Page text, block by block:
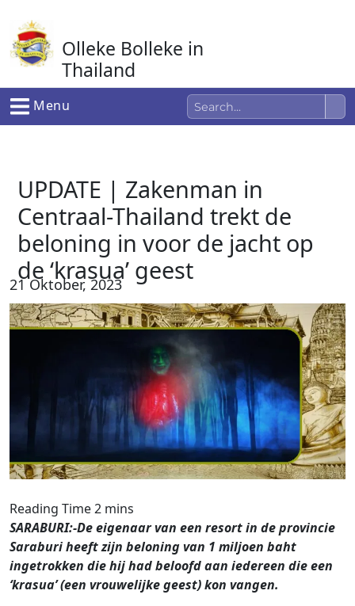
naar
de
inhoud
Olleke Bolleke in
Thailand
In Thailand
Menu
UPDATE | Zakenman in
Centraal-Thailand trekt de
beloning in voor de jacht op
de ‘krasua’ geest
21 Oktober, 2023
SARABURI:-De eigenaar van een resort in de provincie
Saraburi heeft zijn beloning van 1 miljoen baht
ingetrokken die hij had beloofd aan iedereen die een
‘krasua’ (een vrouwelijke geest) kon vangen.